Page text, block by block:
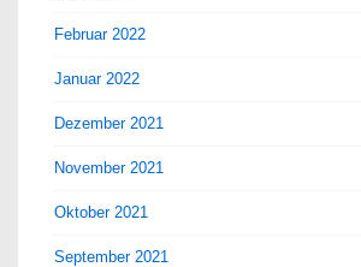
Februar 2022
Januar 2022
Dezember 2021
November 2021
Oktober 2021
September 2021